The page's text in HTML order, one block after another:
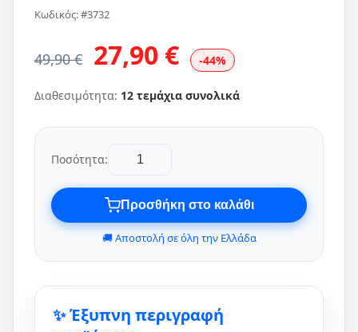
Κωδικός: #3732
49,90 € 27,90 € -44%
Διαθεσιμότητα: 12 τεμάχια συνολικά
Ποσότητα:
Προσθήκη στο καλάθι
🚚 Αποστολή σε όλη την Ελλάδα
✨ Έξυπνη περιγραφή